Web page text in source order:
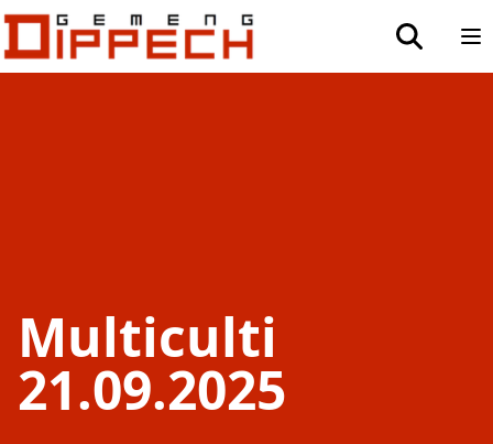
Aller au contenu principal
Aller à la recherche
toggle
Multiculti
21.09.2025